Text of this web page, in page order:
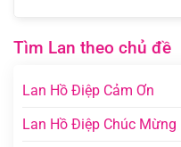
Tìm Lan theo chủ đề
Lan Hồ Điệp Cảm Ơn
Lan Hồ Điệp Chúc Mừng